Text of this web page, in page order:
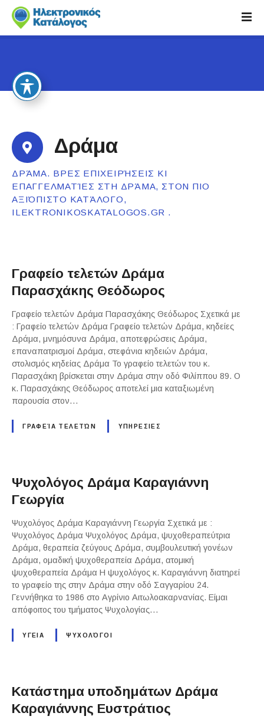
i
c
Δράμα
ΔΡΆΜΑ. ΒΡΕΣ ΕΠΙΧΕΙΡΉΣΕΙΣ ΚΙ
ΕΠΑΓΓΕΛΜΑΤΊΕΣ ΣΤΗ ΔΡΆΜΑ, ΣΤΟΝ ΠΙΟ
ΑΞΙΌΠΙΣΤΟ ΚΑΤΆΛΟΓΟ,
ILEKTRONIKOSKATALOGOS.GR .
Γραφείο τελετών Δράμα
Παρασχάκης Θεόδωρος
Γραφείο τελετών Δράμα Παρασχάκης Θεόδωρος Σχετικά με
: Γραφείο τελετών Δράμα Γραφείο τελετών Δράμα, κηδείες
Δράμα, μνημόσυνα Δράμα, αποτεφρώσεις Δράμα,
επαναπατρισμοί Δράμα, στεφάνια κηδειών Δράμα,
στολισμός κηδείας Δράμα Το γραφείο τελετών του κ.
Παρασχάκη βρίσκεται στην Δράμα στην οδό Φιλίππου 89. Ο
κ. Παρασχάκης Θεόδωρος αποτελεί μια καταξιωμένη
παρουσία στον…
ΓΡΑΦΕΊΑ ΤΕΛΕΤΏΝ ΥΠΗΡΕΣΙΕΣ
Ψυχολόγος Δράμα Καραγιάννη
Γεωργία
Ψυχολόγος Δράμα Καραγιάννη Γεωργία Σχετικά με :
Ψυχολόγος Δράμα Ψυχολόγος Δράμα, ψυχοθεραπεύτρια
Δράμα, θεραπεία ζεύγους Δράμα, συμβουλευτική γονέων
Δράμα, ομαδική ψυχοθεραπεία Δράμα, ατομική
ψυχοθεραπεία Δράμα Η ψυχολόγος κ. Καραγιάννη διατηρεί
το γραφείο της στην Δράμα στην οδό Σαγγαρίου 24.
Γεννήθηκα το 1986 στο Αγρίνιο Αιτωλοακαρνανίας. Είμαι
απόφοιτος του τμήματος Ψυχολογίας…
ΥΓΕΙΑ ΨΥΧΟΛΌΓΟΙ
Κατάστημα υποδημάτων Δράμα
Καραγιάννης Ευστράτιος